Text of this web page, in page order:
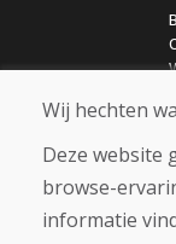
Wij hechten
Deze website
browse-
informatie